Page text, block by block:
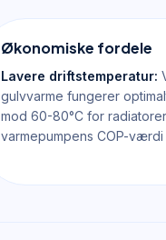
Økonomiske fordele
Lavere driftstemperatur:
gulvvarme fungerer
mod 60-80°C for
varmepumpens COP-